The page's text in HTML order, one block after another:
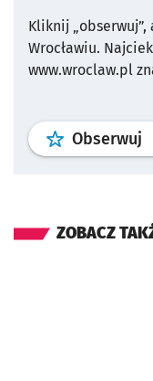
Kliknij
Wrocławiu.
www.wroclaw.pl
Obserwuj
ZOBACZ